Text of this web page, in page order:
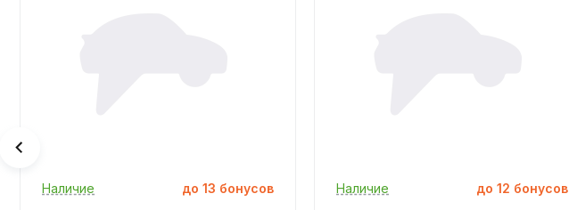
Наличие до 13 бонусов Наличие до 12 бонусов